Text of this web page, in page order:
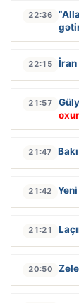
22:36
22:15 İran
21:57
21:47
21:42
21:21
20:50